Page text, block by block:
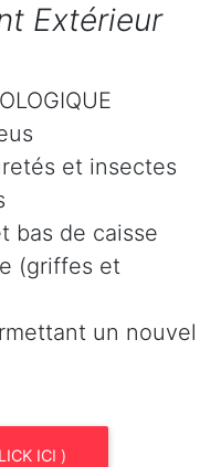
Extérieur
et insectes
bas de caisse
(griffes et
un nouvel
ICI )